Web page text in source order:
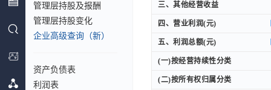
管理层持股及报酬
管理层持股变化
企业高级查询（新）
资产负债表
利润表
三、其他经营收益
四、营业利润(元)
五、利润总额(元)
(一)按经营持续性分类
(二)按所有权归属分类
三、其他经营收益
四、营业利润(元)
五、利润总额(元)
(一)按经营持续性分类
(二)按所有权归属分类